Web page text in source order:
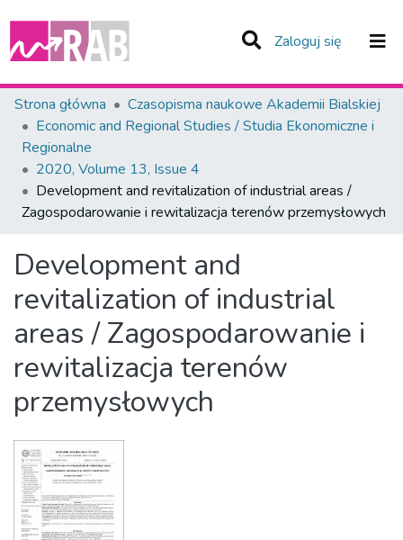
Zaloguj się (current)
Zespoły i Kolekcje
Statystyka
Całe Repozytorium
Strona główna
Czasopisma naukowe Akademii Bialskiej
Economic and Regional Studies / Studia Ekonomiczne i
Regionalne
2020, Volume 13, Issue 4
Development and revitalization of industrial areas /
Zagospodarowanie i rewitalizacja terenów przemysłowych
Development and
revitalization of industrial
areas / Zagospodarowanie i
rewitalizacja terenów
przemysłowych